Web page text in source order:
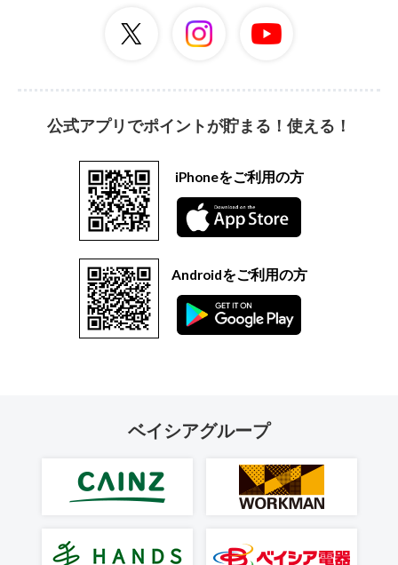
公式アプリでポイントが貯まる！使える！
iPhoneをご利用の方
Androidをご利用の方
ベイシアグループ